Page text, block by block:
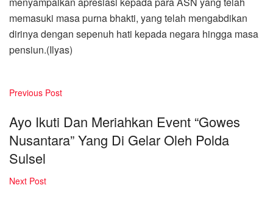
memasuki masa purna bhakti, yang telah mengabdikan
dirinya dengan sepenuh hati kepada negara hingga masa
pensiun.(Ilyas)
Previous Post
Ayo Ikuti Dan Meriahkan Event “Gowes
Nusantara” Yang Di Gelar Oleh Polda
Sulsel
Next Post